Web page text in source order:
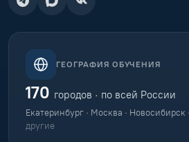
ГЕОГРАФИЯ ОБУЧЕНИЯ
170 городов · по всей России
Екатеринбург · Москва · Новосибирск
другие